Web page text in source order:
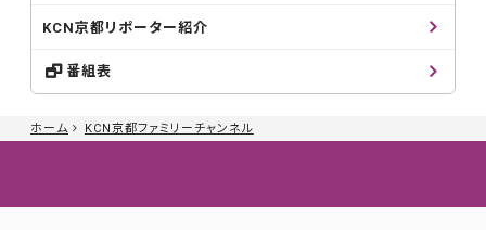
ホーム KCN京都ファミリーチャンネル
KCN京都リポーター紹介
番組表